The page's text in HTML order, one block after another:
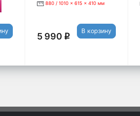
700
880 / 1010 x 615 x 410 мм
5 990 q
В корзину